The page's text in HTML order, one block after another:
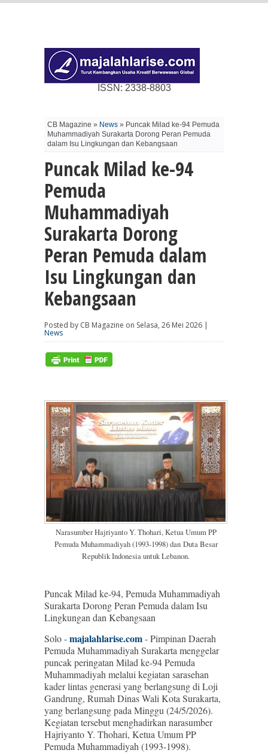
ISSN: 2338-8803
CB Magazine » News » Puncak Milad ke-94 Pemuda
Muhammadiyah Surakarta Dorong Peran Pemuda
dalam Isu Lingkungan dan Kebangsaan
Puncak Milad ke-94
Pemuda
Muhammadiyah
Surakarta Dorong
Peran Pemuda dalam
Isu Lingkungan dan
Kebangsaan
Posted by CB Magazine on Selasa, 26 Mei 2026 |
News
Narasumber Hajriyanto Y. Thohari, Ketua Umum PP
Pemuda Muhammadiyah (1993-1998) dan Duta Besar
Republik Indonesia untuk Lebanon.
Puncak Milad ke-94, Pemuda Muhammadiyah
Surakarta Dorong Peran Pemuda dalam Isu
Lingkungan dan Kebangsaan
Solo -majalahlarise.com- Pimpinan Daerah
Pemuda Muhammadiyah Surakarta menggelar
puncak peringatan Milad ke-94 Pemuda
Muhammadiyah melalui kegiatan sarasehan
kader lintas generasi yang berlangsung di Loji
Gandrung, Rumah Dinas Wali Kota Surakarta,
yang berlangsung pada Minggu (24/5/2026).
Kegiatan tersebut menghadirkan narasumber
Hajriyanto Y. Thohari, Ketua Umum PP
Pemuda Muhammadiyah (1993-1998).